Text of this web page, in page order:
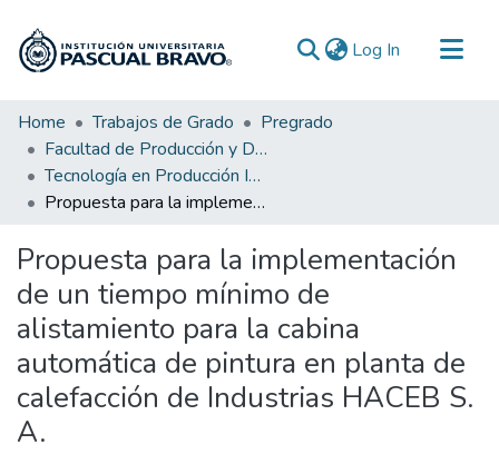
Log In (current)
Communities & Collections
All of DSpace
Statistics
Home Trabajos de Grado
Pregrado
Facultad de Producción y Diseño
Tecnología en Producción Industrial
Propuesta para la implementación de un tiempo mínimo de alistamiento para la cabina automática de pintura en planta de calefacción de Industrias HACEB S. A.
Propuesta para la implementación
de un tiempo mínimo de
alistamiento para la cabina
automática de pintura en planta de
calefacción de Industrias HACEB S.
A.